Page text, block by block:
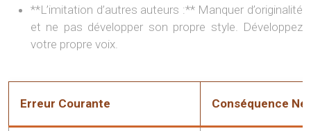
**L’imitation d’autres auteurs :** Manquer d’originalité
et ne pas développer son propre style. Développez
votre propre voix.
Erreur Courante Conséquence